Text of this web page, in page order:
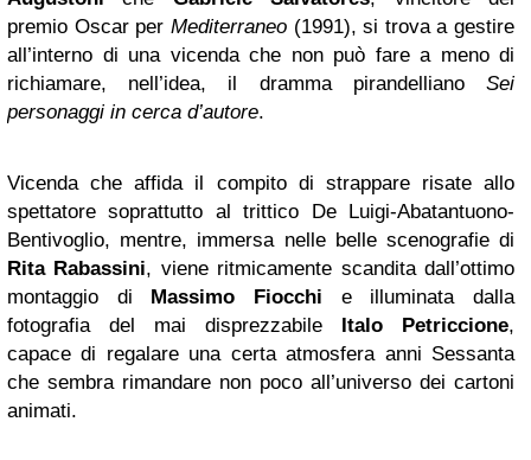
premio Oscar per Mediterraneo(1991), si trova a gestire
all’interno di una vicenda che non può fare a meno di
richiamare, nell’idea, il dramma pirandelliano Sei
personaggi in cerca d’autore.
Vicenda che affida il compito di strappare risate allo
spettatore soprattutto al trittico De Luigi-Abatantuono-
Bentivoglio, mentre, immersa nelle belle scenografie di
Rita Rabassini, viene ritmicamente scandita dall’ottimo
montaggio di Massimo Fiocchi e illuminata dalla
fotografia del mai disprezzabile Italo Petriccione,
capace di regalare una certa atmosfera anni Sessanta
che sembra rimandare non poco all’universo dei cartoni
animati.